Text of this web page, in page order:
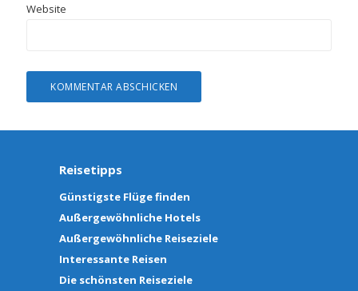
Website
Reisetipps
Günstigste Flüge finden
Außergewöhnliche Hotels
Außergewöhnliche Reiseziele
Interessante Reisen
Die schönsten Reiseziele